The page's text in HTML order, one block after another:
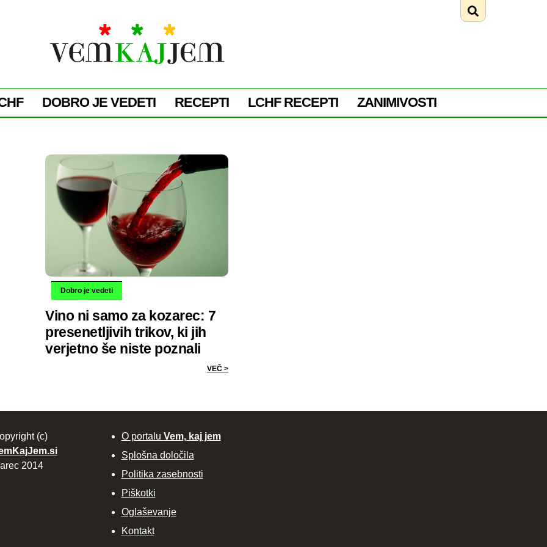
DOBRO JE VEDETI RECEPTI LCHF RECEPTI ZANIMIVOSTI
Dobro je vedeti
Vino ni samo za kozarec: 7
presenetljivih trikov, ki jih
verjetno še niste poznali
VEČ >
(c)
2014
O portalu Vem, kaj jem
Splošna določila
Politika zasebnosti
Piškotki
Oglaševanje
Kontakt